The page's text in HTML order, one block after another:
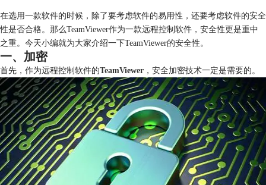
购买
案例
服务
在选用一款软件的时候，除了要考虑软件的易用性，还要考虑软件的安全
性是否合格。那么TeamViewer作为一款远程控制软件，安全性更是重中
之重。今天小编就为大家介绍一下TeamViewer的安全性。
一、加密
首先，作为远程控制软件的TeamViewer ，安全加密技术一定是需要的。